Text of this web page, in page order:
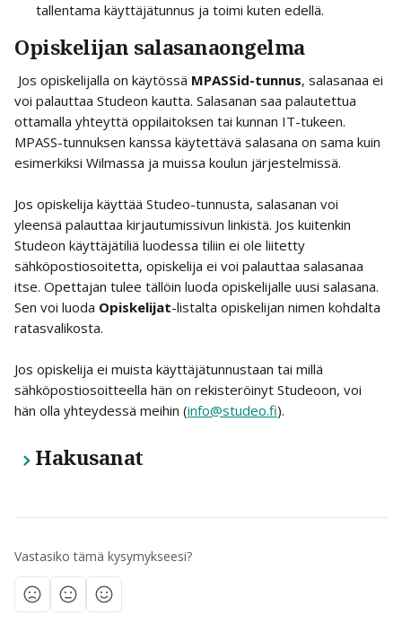
tallentama käyttäjätunnus ja toimi kuten edellä.
Opiskelijan salasanaongelma
Jos opiskelijalla on käytössä MPASSid-tunnus, salasanaa ei
voi palauttaa Studeon kautta. Salasanan saa palautettua
ottamalla yhteyttä oppilaitoksen tai kunnan IT-tukeen.
MPASS-tunnuksen kanssa käytettävä salasana on sama kuin
esimerkiksi Wilmassa ja muissa koulun järjestelmissä.
Jos opiskelija käyttää Studeo-tunnusta, salasanan voi
yleensä palauttaa kirjautumissivun linkistä. Jos kuitenkin
Studeon käyttäjätiliä luodessa tiliin ei ole liitetty
sähköpostiosoitetta, opiskelija ei voi palauttaa salasanaa
itse. Opettajan tulee tällöin luoda opiskelijalle uusi salasana.
Sen voi luoda Opiskelijat-listalta opiskelijan nimen kohdalta
ratasvalikosta.
Jos opiskelija ei muista käyttäjätunnustaan tai millä
sähköpostiosoitteella hän on rekisteröinyt Studeoon, voi
hän olla yhteydessä meihin (info@studeo.fi).
Hakusanat
Vastasiko tämä kysymykseesi?